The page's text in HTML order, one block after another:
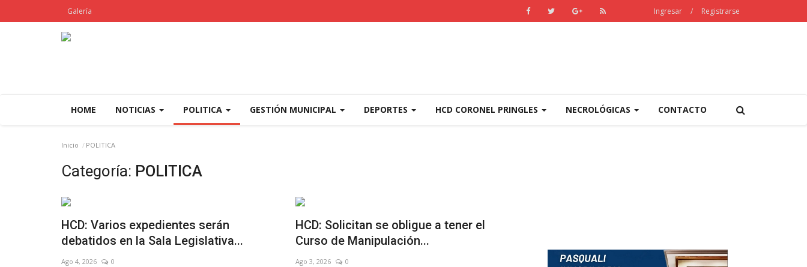
Galería Ingresar / Registrarse
HOME NOTICIAS POLITICA GESTIÓN MUNICIPAL DEPORTES HCD CORONEL PRINGLES NECROLÓGICAS CONTACTO
Inicio POLITICA
Categoría: POLITICA
HCD: Varios expedientes serán
debatidos en la Sala Legislativa...
Ago 4, 2026 0
HCD: Solicitan se obligue a tener el
Curso de Manipulación...
Ago 3, 2026 0